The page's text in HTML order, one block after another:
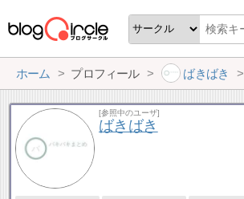
ホーム プロフィール ばきばき
[参照中のユーザ]
ばきばき